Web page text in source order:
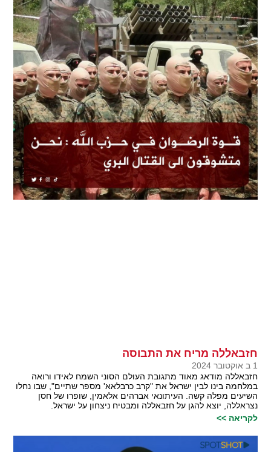
חזבאללה מריח את התבוסה
1 ב אוקטובר 2024
חזבאללה מודאג מאוד מתגובת העולם הסוני השמח לאידו ורואה
במלחמה בינו לבין ישראל את "קרב כרבלאא' מספר שתיים", שבו נחלו
השיעים מפלה קשה. העיתונאי אברהים אלאמין, שופרו של חסן
נצראללה, יוצא להגן על חזבאללה ומבטיח ניצחון על ישראל.
לקריאה >>